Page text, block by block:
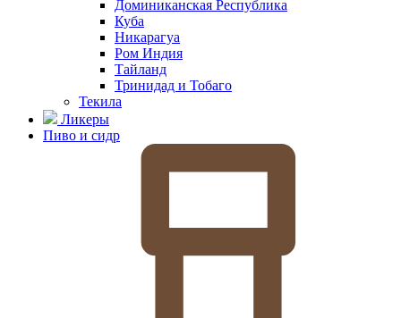
Доминиканская Республика
Куба
Никарагуа
Ром Индия
Тайланд
Тринидад и Тобаго
Текила
Ликеры
Пиво и сидр